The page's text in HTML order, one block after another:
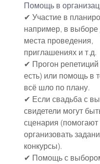
Помощь в
✔ Участие в
например, в выборе
места проведения,
приглашениях и т.д.
✔ Прогон репетиций
есть) или помощь в
всё шло по плану.
✔ Если свадьба с
свидетели могут
сценария (помогают
организовать
конкурсы).
✔ Помощь с